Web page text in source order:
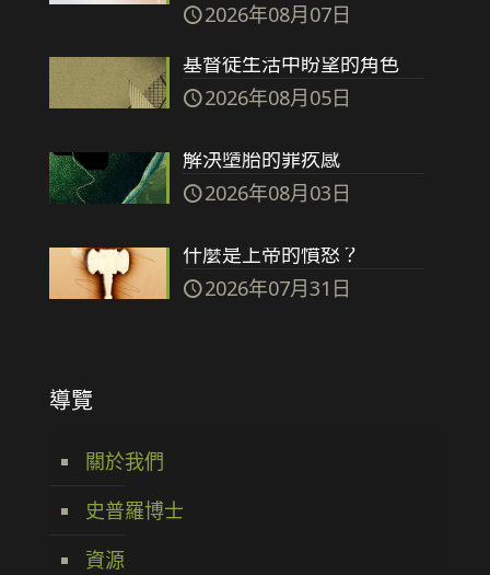
2026年08月07日
基督徒生活中盼望的角色
2026年08月05日
解決墮胎的罪疚感
2026年08月03日
什麼是上帝的憤怒？
2026年07月31日
導覽
關於我們
史普羅博士
資源